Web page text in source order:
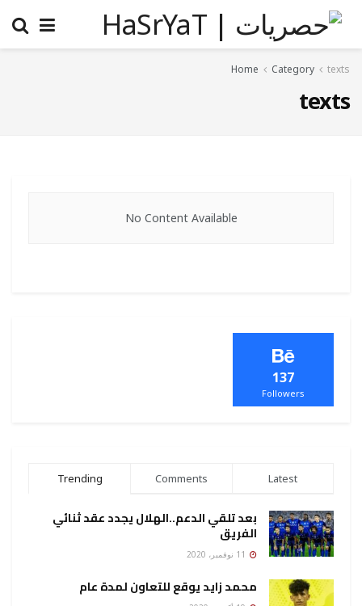
Home Category texts
texts
No Content Available
137
Followers
Trending Comments Latest
بعد تلقي الدعم..الهلال يجدد عقد ثنائي
الفريق
محمد زايد يوقع للتعاون لمدة عام